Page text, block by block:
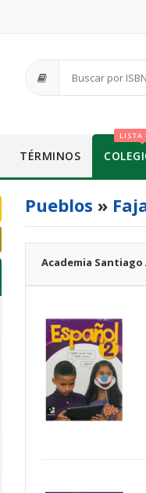
TÉRMINOS
LISTA
Pueblos »
Academia